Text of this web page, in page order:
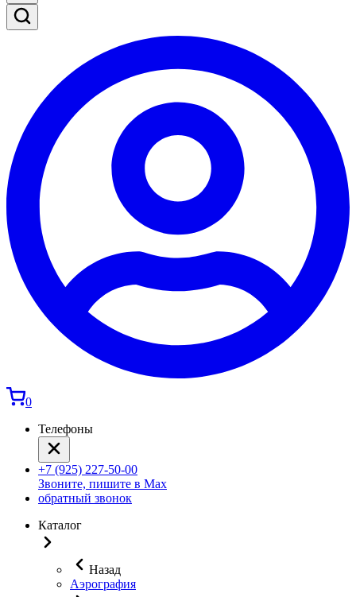
0
Телефоны
+7 (925) 227-50-00
Звоните, пишите в Max
обратный звонок
Каталог
Назад
Аэрография